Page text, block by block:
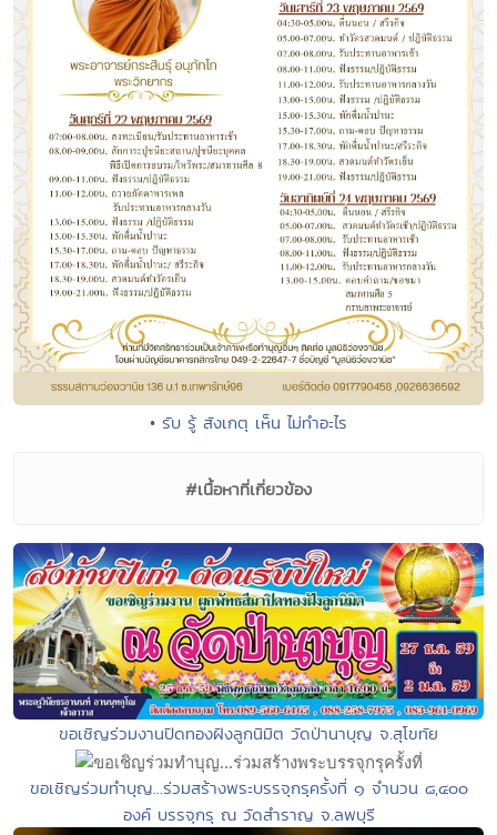
• รับ รู้ สังเกตุ เห็น ไม่ทำอะไร
#เนื้อหาที่เกี่ยวข้อง
ขอเชิญร่วมงานปิดทองฝังลูกนิมิต วัดป่านาบุญ จ.สุโขทัย
ขอเชิญร่วมทำบุญ...ร่วมสร้างพระบรรจุกรุครั้งที่ ๑ จำนวน ๘,๔๐๐
องค์ บรรจุกรุ ณ วัดสำราญ จ.ลพบุรี